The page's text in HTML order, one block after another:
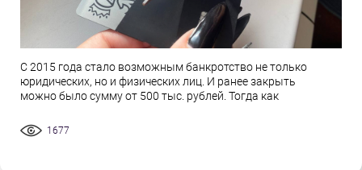
С 2015 года стало возможным банкротство не только
юридических, но и физических лиц. И ранее закрыть
можно было сумму от 500 тыс. рублей. Тогда как
1677